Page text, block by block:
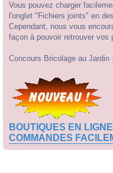
Vous pouvez charger
l'onglet "Fichiers joints" en
Cependant, nous vous
façon à pouvoir retrouver vos
Concours Bricolage au Jardin :
BOUTIQUES EN
COMMANDES